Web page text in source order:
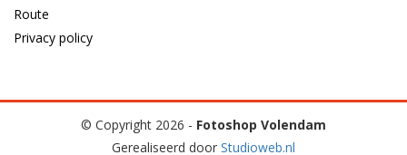
Route
Privacy policy
© Copyright 2026 - Fotoshop Volendam
Gerealiseerd door Studioweb.nl